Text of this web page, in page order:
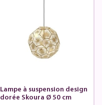
Lampe à suspension design
dorée Skoura Ø 50 cm